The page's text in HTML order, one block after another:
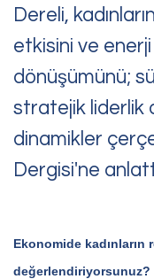
Dereli,
etkisini ve
dönüşümünü;
stratejik liderlik
dinamikler
Dergisi'ne
Ekonomide
değerlendiriyorsunuz?